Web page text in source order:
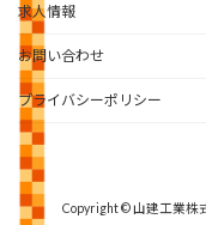
求人情報
お問い合わせ
プライバシーポリシー
Copyright © 山建工業株